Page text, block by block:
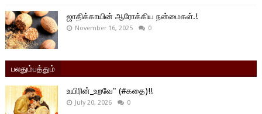
ஜாதிக்காயின் ஆரோக்கிய நன்மைகள்.!
November 16, 2025 0
பலதும்பத்தும்
உயிரின்_உறவே" (#கதை)!!
July 20, 2026 0